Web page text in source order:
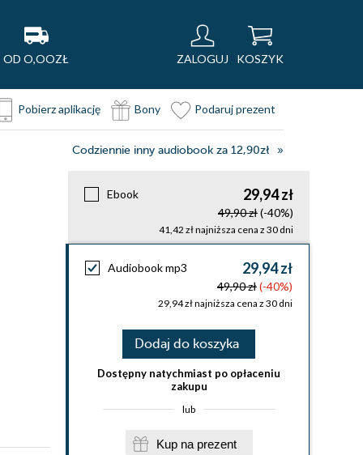
OD O,OOZŁ ZALOGUJ KOSZYK
Pobierz aplikację Bony Podaruj prezent
Codziennie inny audiobook za 12,90zł
Ebook 29,94 zł
49,90 zł(-40%)
41,42 zł najniższa cena z 30 dni
Audiobook mp3 29,94 zł
49,90 zł(-40%)
29,94 zł najniższa cena z 30 dni
Dodaj do koszyka
Dostępny natychmiast po opłaceniu
zakupu
lub
Kup na prezent